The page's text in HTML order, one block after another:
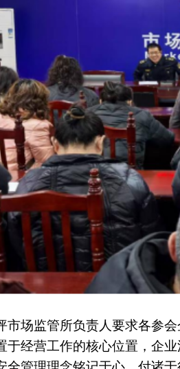
市场监管所负责人要求各参
于经营工作的核心位置，企